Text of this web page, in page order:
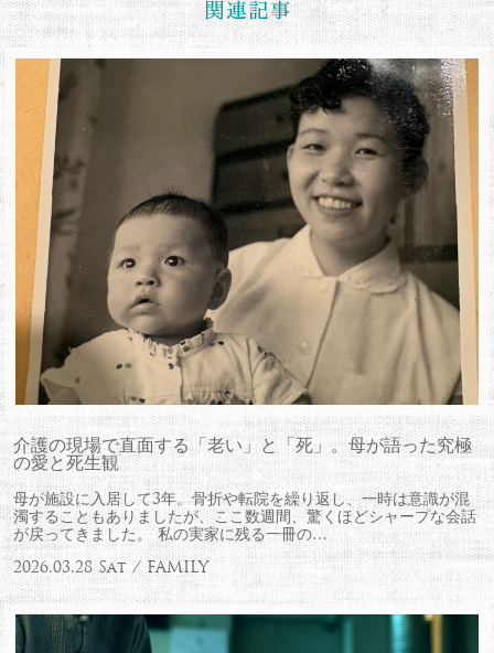
介護の現場で直面する「老い」と「死」。母が語った究極
の愛と死生観
母が施設に入居して3年。骨折や転院を繰り返し、一時は意識が混
濁することもありましたが、ここ数週間、驚くほどシャープな会話
が戻ってきました。 私の実家に残る一冊の…
2026.03.28 Sat / FAMILY